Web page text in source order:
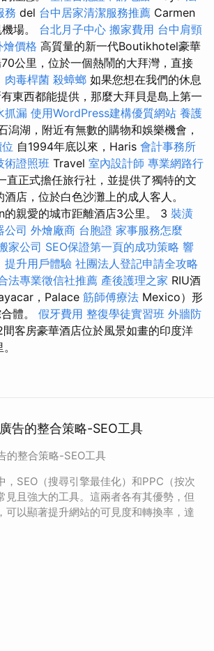
務 del 台中居家清潔服務推薦 Carmen
場。 台北月子中心 搬家費用 台中肩頸
價格 高質量的新一代Boutikhotel豪華
公里，位於一個熱鬧的大拜灣，直接
肉毒桿菌 殺蟑螂 如果您想在我們的休息
東西都能提供，那麼大拜貝是島上第一
抓漏 使用WordPress建構優質網站 養護
潟湖，附近有無數的購物和娛樂機會，
自1994年底以來，Haris 會計事務所
術證照班 Travel 室內設計師 專業網路行
直正式擔任旅行社，並提供了獨特的文
店，位於白色沙灘上的成人客人。
親愛的城市距離酒店3公里。 3 裝潢
公司 外燴廠商 台胞證 家事服務怎麼
家公司 SEO保證第一頁的成功策略 響
提升用戶體驗 社團法人登記申請全攻略
法專業徵信社推薦 產後護理之家 RIU酒
，Palace 筋師傅療法 Mexico）形
體。 假牙費用 整復學徒實習班 外牆防
客房豪華酒店位於風景如畫的印度洋
告的整合策略-SEO工具
的整合策略-SEO工具
，SEO（搜尋引擎最佳化）和PPC（按次
見且強大的工具。這兩者各有其優勢，但
可以顯著提升網站的可見度和轉換率，達